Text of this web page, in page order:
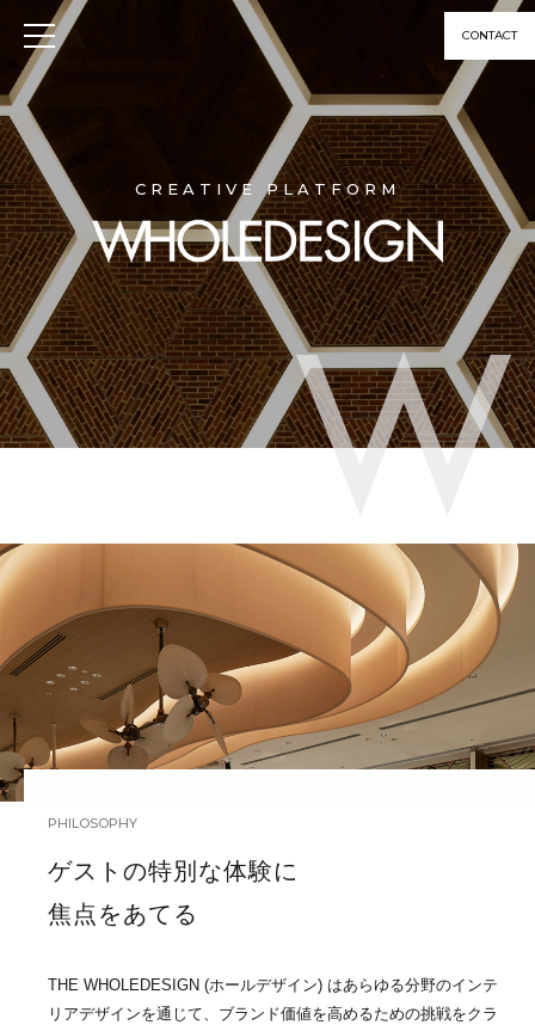
CONTACT
CREATIVE PLATFORM
PHILOSOPHY
ゲストの特別な体験に
焦点をあてる
THE WHOLEDESIGN (ホールデザイン) はあらゆる分野のインテ
リアデザインを通じて、ブランド価値を高めるための挑戦をクラ